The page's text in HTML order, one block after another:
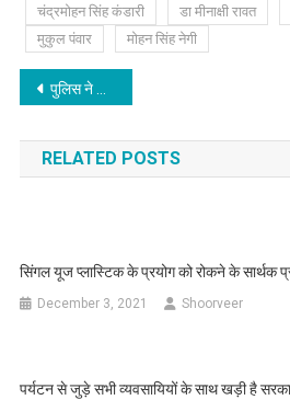
चंद्रमोहन सिंह कंडारी
डा मीनाक्षी रावत
मुकुल पंवार
मोहन सिंह नेगी
Post
navigation
पुलिस ने अवैध बंदूक व कच्ची शराब के साथ एक को गिरफ्तार किया
RELATED POSTS
सिंगल यूज प्लास्टिक के प्रयोग को रोकने के सार्थक
December 3, 2021 Shoorveer
पर्यटन से जुड़े सभी व्यवसायियों के साथ खड़ी है